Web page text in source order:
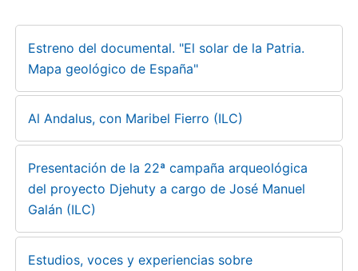
Estreno del documental. "El solar de la Patria.
Mapa geológico de España"
Al Andalus, con Maribel Fierro (ILC)
Presentación de la 22ª campaña arqueológica
del proyecto Djehuty a cargo de José Manuel
Galán (ILC)
Estudios, voces y experiencias sobre